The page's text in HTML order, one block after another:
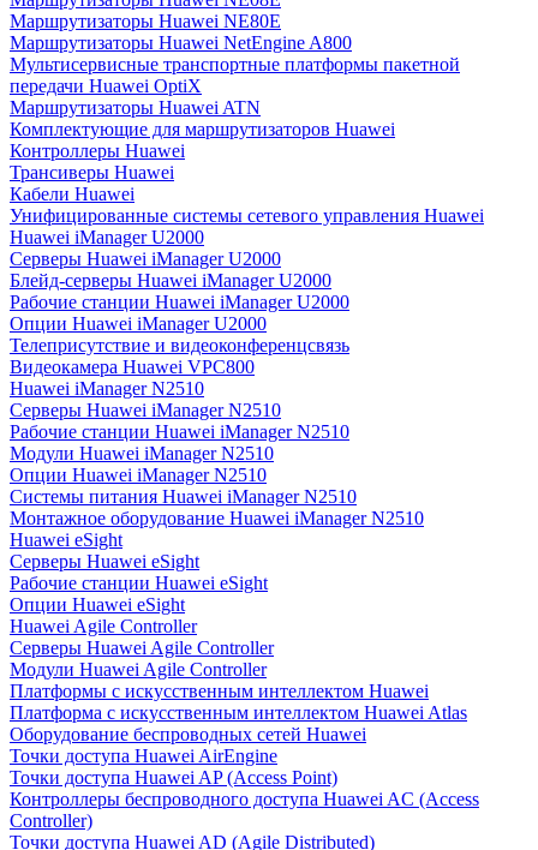
Маршрутизаторы Huawei NE80E
Маршрутизаторы Huawei NetEngine A800
Мультисервисные транспортные платформы пакетной
передачи Huawei OptiX
Маршрутизаторы Huawei ATN
Комплектующие для маршрутизаторов Huawei
Контроллеры Huawei
Трансиверы Huawei
Кабели Huawei
Унифицированные системы сетевого управления Huawei
Huawei iManager U2000
Серверы Huawei iManager U2000
Блейд-серверы Huawei iManager U2000
Рабочие станции Huawei iManager U2000
Опции Huawei iManager U2000
Телеприсутствие и видеоконференцсвязь
Видеокамера Huawei VPC800
Huawei iManager N2510
Серверы Huawei iManager N2510
Рабочие станции Huawei iManager N2510
Модули Huawei iManager N2510
Опции Huawei iManager N2510
Системы питания Huawei iManager N2510
Монтажное оборудование Huawei iManager N2510
Huawei eSight
Серверы Huawei eSight
Рабочие станции Huawei eSight
Опции Huawei eSight
Huawei Agile Controller
Серверы Huawei Agile Controller
Модули Huawei Agile Controller
Платформы с искусственным интеллектом Huawei
Платформа с искусственным интеллектом Huawei Atlas
Оборудование беспроводных сетей Huawei
Точки доступа Huawei AirEngine
Точки доступа Huawei AP (Access Point)
Контроллеры беспроводного доступа Huawei AC (Access
Controller)
Точки доступа Huawei AD (Agile Distributed)